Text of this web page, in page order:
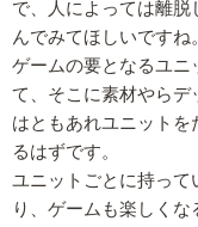
で、人によっては離
んでみてほしいですね。
ゲームの要となるユニ
て、そこに素材やらデ
はともあれユニットを
るはずです。
ユニットごとに持って
り、ゲームも楽しくな